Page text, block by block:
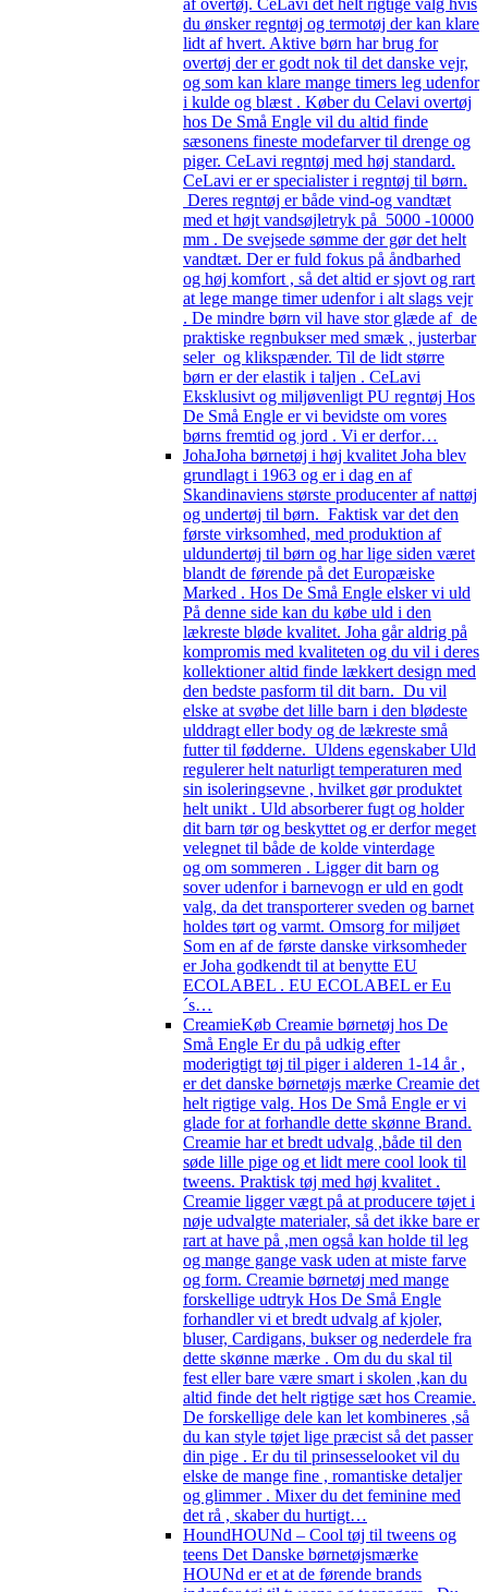
du ønsker regntøj og termotøj der kan klare
lidt af hvert. Aktive børn har brug for
overtøj der er godt nok til det danske vejr,
og som kan klare mange timers leg udenfor
i kulde og blæst . Køber du Celavi overtøj
hos De Små Engle vil du altid finde
sæsonens fineste modefarver til drenge og
piger. CeLavi regntøj med høj standard.
CeLavi er er specialister i regntøj til børn.
Deres regntøj er både vind-og vandtæt
med et højt vandsøjletryk på 5000 -10000
mm . De svejsede sømme der gør det helt
vandtæt. Der er fuld fokus på åndbarhed
og høj komfort , så det altid er sjovt og rart
at lege mange timer udenfor i alt slags vejr
. De mindre børn vil have stor glæde af de
praktiske regnbukser med smæk , justerbar
seler og klikspænder. Til de lidt større
børn er der elastik i taljen . CeLavi
Eksklusivt og miljøvenligt PU regntøj Hos
De Små Engle er vi bevidste om vores
børns fremtid og jord . Vi er derfor…
JohaJoha børnetøj i høj kvalitet Joha blev
grundlagt i 1963 og er i dag en af
Skandinaviens største producenter af nattøj
og undertøj til børn. Faktisk var det den
første virksomhed, med produktion af
uldundertøj til børn og har lige siden været
blandt de førende på det Europæiske
Marked . Hos De Små Engle elsker vi uld
På denne side kan du købe uld i den
lækreste bløde kvalitet. Joha går aldrig på
kompromis med kvaliteten og du vil i deres
kollektioner altid finde lækkert design med
den bedste pasform til dit barn. Du vil
elske at svøbe det lille barn i den blødeste
ulddragt eller body og de lækreste små
futter til fødderne. Uldens egenskaber Uld
regulerer helt naturligt temperaturen med
sin isoleringsevne , hvilket gør produktet
helt unikt . Uld absorberer fugt og holder
dit barn tør og beskyttet og er derfor meget
velegnet til både de kolde vinterdage
og om sommeren . Ligger dit barn og
sover udenfor i barnevogn er uld en godt
valg, da det transporterer sveden og barnet
holdes tørt og varmt. Omsorg for miljøet
Som en af de første danske virksomheder
er Joha godkendt til at benytte EU
ECOLABEL . EU ECOLABEL er Eu
´s…
CreamieKøb Creamie børnetøj hos De
Små Engle Er du på udkig efter
moderigtigt tøj til piger i alderen 1-14 år ,
er det danske børnetøjs mærke Creamie det
helt rigtige valg. Hos De Små Engle er vi
glade for at forhandle dette skønne Brand.
Creamie har et bredt udvalg ,både til den
søde lille pige og et lidt mere cool look til
tweens. Praktisk tøj med høj kvalitet .
Creamie ligger vægt på at producere tøjet i
nøje udvalgte materialer, så det ikke bare er
rart at have på ,men også kan holde til leg
og mange gange vask uden at miste farve
og form. Creamie børnetøj med mange
forskellige udtryk Hos De Små Engle
forhandler vi et bredt udvalg af kjoler,
bluser, Cardigans, bukser og nederdele fra
dette skønne mærke . Om du du skal til
fest eller bare være smart i skolen ,kan du
altid finde det helt rigtige sæt hos Creamie.
De forskellige dele kan let kombineres ,så
du kan style tøjet lige præcist så det passer
din pige . Er du til prinsesselooket vil du
elske de mange fine , romantiske detaljer
og glimmer . Mixer du det feminine med
det rå , skaber du hurtigt…
HoundHOUNd – Cool tøj til tweens og
teens Det Danske børnetøjsmærke
HOUNd er et at de førende brands